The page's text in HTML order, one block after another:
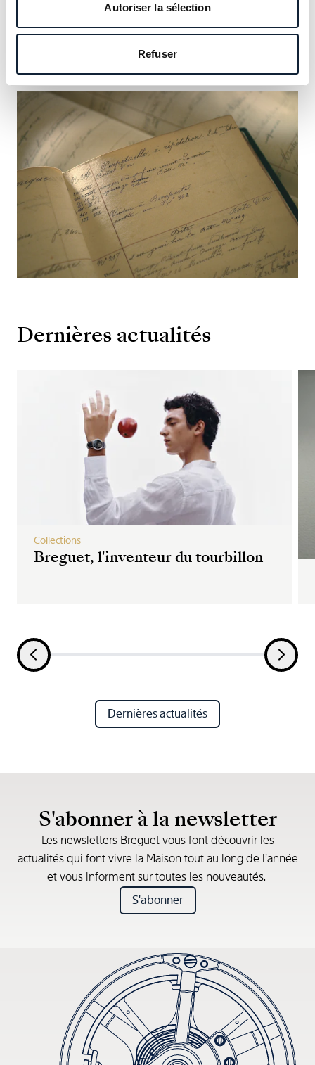
Autoriser la sélection
Refuser
notre héritage et saisissez l’occasion d’y inscrire le vôtre.
Dernières actualités
Breguet, l'inventeur du tourbillon
Collections
Dernières actualités
S'abonner à la newsletter
Les newsletters Breguet vous font découvrir les
actualités qui font vivre la Maison tout au long de l’année
et vous informent sur toutes les nouveautés.
S'abonner